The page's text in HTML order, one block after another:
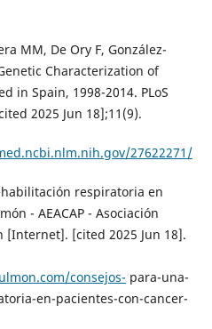
MM, De Ory F, González-
Characterization of
in Spain, 1998-2014. PLoS
2025 Jun 18];11(9).
27622271/
respiratoria en
- AEACAP - Asociación
[Internet]. [cited 2025 Jun 18].
consejos- para-una-
en-pacientes-con-cancer-